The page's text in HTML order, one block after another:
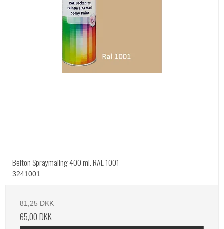
Belton Spraymaling 400 ml. RAL 1001
3241001
81,25 DKK
65,00 DKK